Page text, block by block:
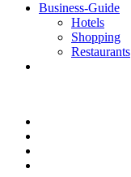
Business-Guide
Hotels
Shopping
Restaurants